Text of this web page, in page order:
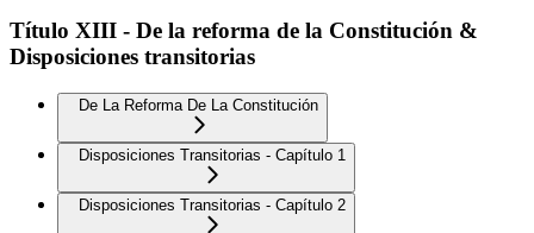
Título XIII - De la reforma de la Constitución &
Disposiciones transitorias
De La Reforma De La Constitución
Disposiciones Transitorias - Capítulo 1
Disposiciones Transitorias - Capítulo 2